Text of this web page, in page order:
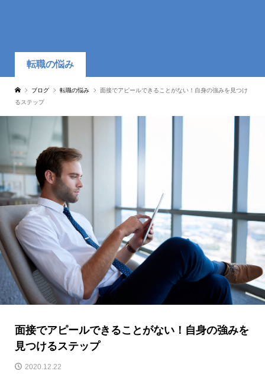
転職の悩み
ブログ 転職の悩み
面接でアピールできることがない！自身の強みを見つけ
るステップ
面接でアピールできることがない！自身の強みを
見つけるステップ
2020.12.22